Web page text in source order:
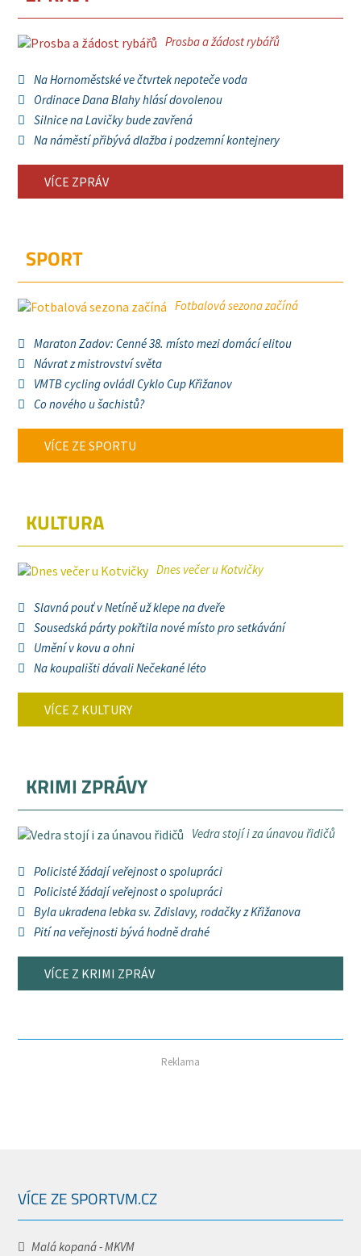
Prosba a žádost rybářů
Na Hornoměstské ve čtvrtek nepoteče voda
Ordinace Dana Blahy hlásí dovolenou
Silnice na Lavičky bude zavřená
Na náměstí přibývá dlažba i podzemní kontejnery
VÍCE ZPRÁV
SPORT
Fotbalová sezona začíná
Maraton Zadov: Cenné 38. místo mezi domácí elitou
Návrat z mistrovství světa
VMTB cycling ovládl Cyklo Cup Křižanov
Co nového u šachistů?
VÍCE ZE SPORTU
KULTURA
Dnes večer u Kotvičky
Slavná pouť v Netíně už klepe na dveře
Sousedská párty pokřtila nové místo pro setkávání
Umění v kovu a ohni
Na koupališti dávali Nečekané léto
VÍCE Z KULTURY
KRIMI ZPRÁVY
Vedra stojí i za únavou řidičů
Policisté žádají veřejnost o spolupráci
Policisté žádají veřejnost o spolupráci
Byla ukradena lebka sv. Zdislavy, rodačky z Křižanova
Pití na veřejnosti bývá hodně drahé
VÍCE Z KRIMI ZPRÁV
Reklama
VÍCE ZE SPORTVM.CZ
Malá kopaná - MKVM